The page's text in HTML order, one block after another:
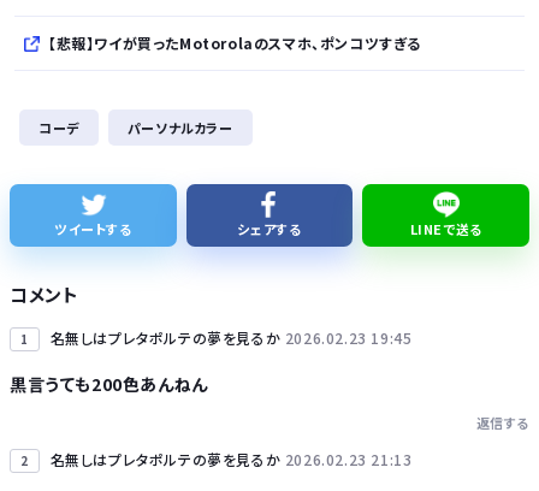
【悲報】ワイが買ったMotorolaのスマホ、ポンコツすぎる
【悲報】22歳女性、通りすがりの女子中学生にラリアットして逮捕されるｗｗｗｗｗｗｗｗｗｗｗｗｗ
コーデ パーソナルカラー
ツイートする シェアする LINEで送る
コメント
1 名無しはプレタポルテの夢を見るか 2026.02.23 19:45
黒言うても200色あんねん
返信する
2 名無しはプレタポルテの夢を見るか 2026.02.23 21:13